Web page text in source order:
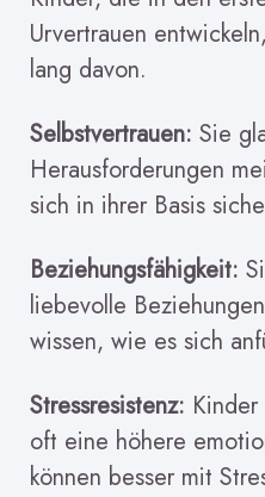
Urvertrauen
lang davon.
Selbstvertrauen: Sie
Herausforderungen
sich in ihrer Basis
Beziehungsfähigkeit:
liebevolle
wissen, wie es sich
Stressresistenz:
oft eine höhere
können besser mit